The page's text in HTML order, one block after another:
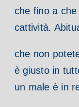
che fino a
cattività.
che non
è giusto in
un male è in